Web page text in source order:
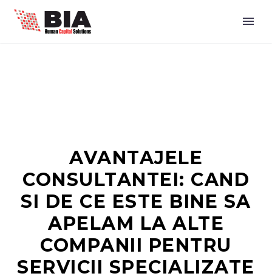
AVANTAJELE
CONSULTANTEI: CAND
SI DE CE ESTE BINE SA
APELAM LA ALTE
COMPANII PENTRU
SERVICII SPECIALIZATE